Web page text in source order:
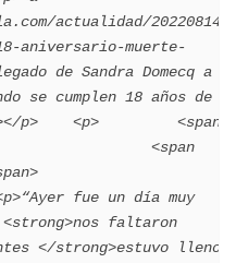
actualidad/202208142
aniversario-muerte-
de Sandra Domecq a
se cumplen 18 años de
p>    <p>         <span
<span
fue un día muy
<strong>nos faltaron
</strong>estuvo lleno